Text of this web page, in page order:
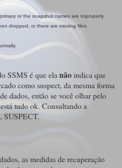
or the snapshot names are improperly
dropped, or there are missing files.
SSMS é que ela nãoindica que
como suspect, da mesma forma
dados, então se você olhar pelo
tudo ok. Consultando a
SUSPECT.
as medidas de recuperação